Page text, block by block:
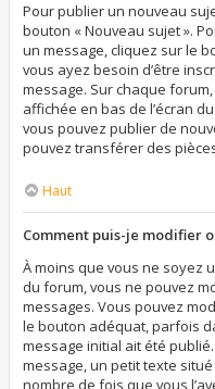
Pour publier un nouveau
bouton « Nouveau sujet ».
un message, cliquez sur le
vous ayez besoin d’être
message. Sur chaque
affichée en bas de l’écran
vous pouvez publier de
pouvez transférer des
Haut
Comment puis-je modifier
À moins que vous ne soyez
du forum, vous ne pouvez
messages. Vous pouvez
le bouton adéquat, parfois
message initial ait été
message, un petit texte
nombre de fois que vous